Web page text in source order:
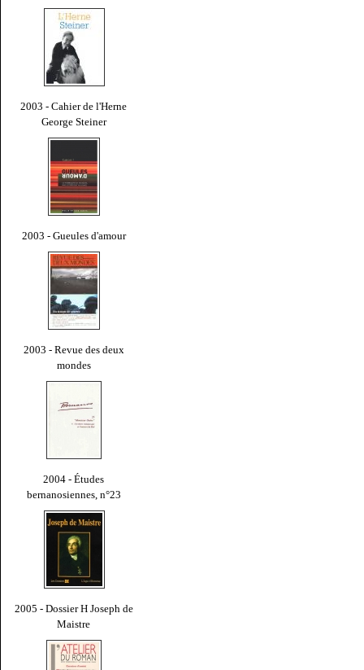
2003 - Cahier de l'Herne
George Steiner
2003 - Gueules d'amour
2003 - Revue des deux
mondes
2004 - Études
bernanosiennes, n°23
2005 - Dossier H Joseph de
Maistre